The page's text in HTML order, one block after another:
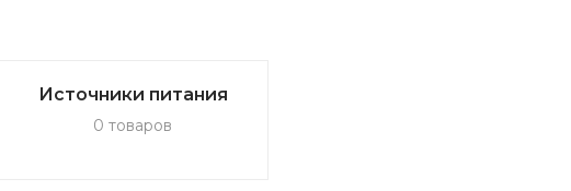
Источники питания
0 товаров